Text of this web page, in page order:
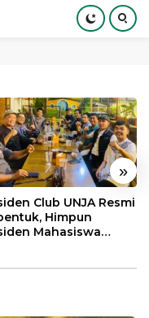
»
Club UNJA Resmi
Himpun
Mahasiswa